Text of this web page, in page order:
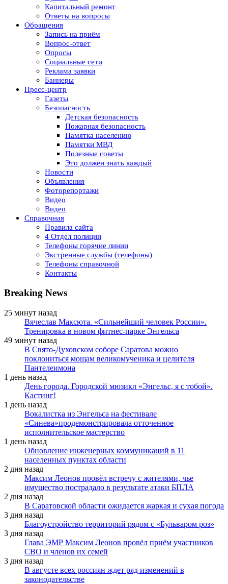
Капитальный ремонт
Ответы на вопросы
Обращения
Запись на приём
Вопрос-ответ
Опросы
Социальные сети
Реклама заявки
Баннеры
Пресс-центр
Газеты
Безопасность
Детская безопасность
Пожарная безопасность
Памятка населению
Памятки МВД
Полезные советы
Это должен знать каждый
Новости
Объявления
Фоторепортажи
Видео
Видео
Справочная
Правила сайта
4 Отдел полиции
Телефоны горячие линии
Экстренные службы (телефоны)
Телефоны справочной
Контакты
Breaking News
25 минут назад
Вячеслав Максюта. «Сильнейший человек России».
Тренировка в новом фитнес-парке Энгельса
49 минут назад
В Свято-Духовском соборе Саратова можно
поклониться мощам великомученика и целителя
Пантелеимона
1 день назад
День города. Городской мюзикл «Энгельс, я с тобой».
Кастинг!
1 день назад
Вокалистка из Энгельса на фестивале
«Синева»продемонстрировала отточенное
исполнительское мастерство
1 день назад
Обновление инженерных коммуникаций в 11
населенных пунктах области
2 дня назад
Максим Леонов провёл встречу с жителями, чье
имущество пострадало в результате атаки БПЛА
2 дня назад
В Саратовской области ожидается жаркая и сухая погода
3 дня назад
Благоустройство территорий рядом с «Бульваром роз»
3 дня назад
Глава ЭМР Максим Леонов провёл приём участников
СВО и членов их семей
3 дня назад
В августе всех россиян ждет ряд изменений в
законодательстве